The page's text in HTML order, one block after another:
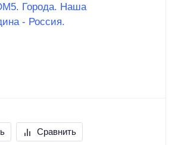
Сравнить